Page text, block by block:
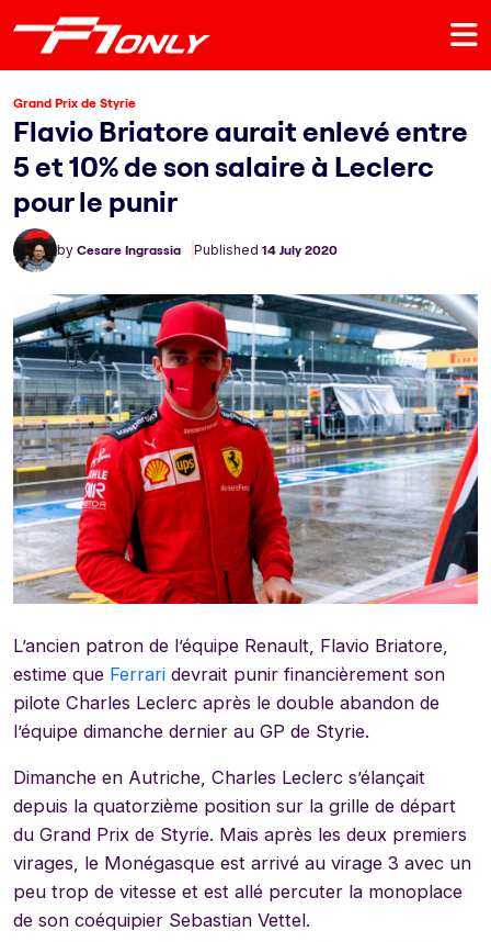
Grand Prix de Styrie
Flavio Briatore aurait enlevé entre
5 et 10% de son salaire à Leclerc
pour le punir
by Cesare Ingrassia Published 14 July 2020
L’ancien patron de l’équipe Renault, Flavio Briatore,
estime que Ferrari devrait punir financièrement son
pilote Charles Leclerc après le double abandon de
l’équipe dimanche dernier au GP de Styrie.
Dimanche en Autriche, Charles Leclerc s’élançait
depuis la quatorzième position sur la grille de départ
du Grand Prix de Styrie. Mais après les deux premiers
virages, le Monégasque est arrivé au virage 3 avec un
peu trop de vitesse et est allé percuter la monoplace
de son coéquipier Sebastian Vettel.